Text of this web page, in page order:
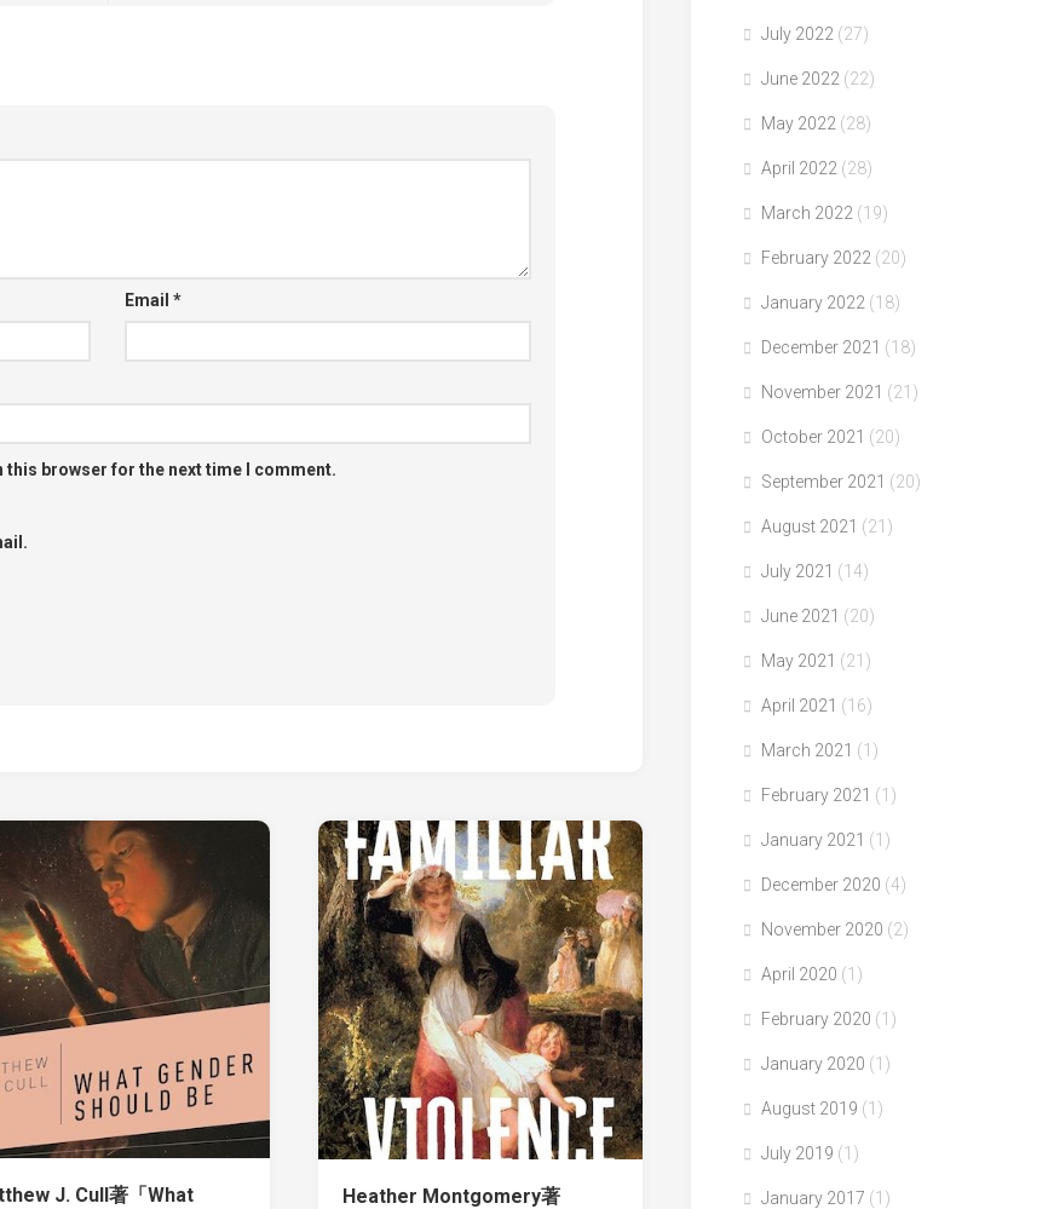
Email *
this browser for the next time I comment.
J. Cull著「What Heather Montgomery著
July 2022 (27)
June 2022 (22)
May 2022 (28)
April 2022 (28)
March 2022 (19)
February 2022 (20)
January 2022 (18)
December 2021 (18)
November 2021 (21)
October 2021 (20)
September 2021 (20)
August 2021 (21)
July 2021 (14)
June 2021 (20)
May 2021 (21)
April 2021 (16)
March 2021 (1)
February 2021 (1)
January 2021 (1)
December 2020 (4)
November 2020 (2)
April 2020 (1)
February 2020 (1)
January 2020 (1)
August 2019 (1)
July 2019 (1)
January 2017 (1)